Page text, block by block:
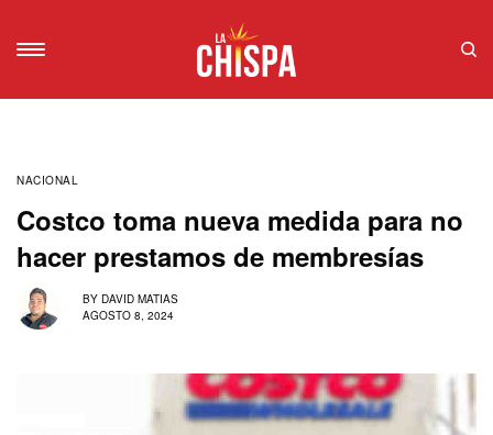
NACIONAL
Costco toma nueva medida para no
hacer prestamos de membresías
BY DAVID MATIAS
AGOSTO 8, 2024